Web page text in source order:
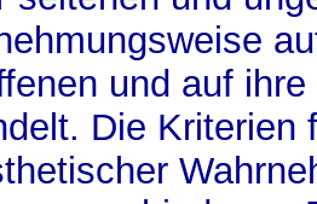
und auf
Die Kriterien